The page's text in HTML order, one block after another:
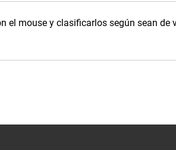
el mouse y clasificarlos según sean de